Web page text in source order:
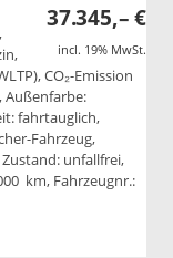
37.345,– €
incl. 19% MwSt.
CO₂-Emission
Außenfarbe:
fahrtauglich,
Fahrzeug,
unfallfrei,
km, Fahrzeugnr.: